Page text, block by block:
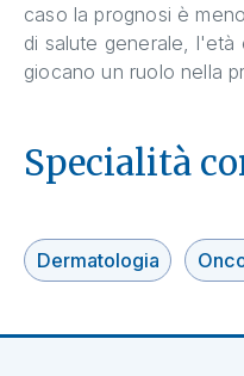
caso la prognosi è
di salute generale, l'età
giocano un ruolo nella
Specialità
Dermatologia